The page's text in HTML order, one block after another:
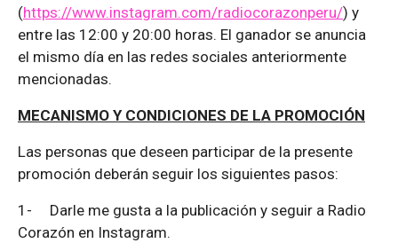
(https://www.instagram.com/radiocorazonperu/) y
entre las 12:00 y 20:00 horas. El ganador se anuncia
el mismo día en las redes sociales anteriormente
mencionadas.
MECANISMO Y CONDICIONES DE LA PROMOCIÓN
Las personas que deseen participar de la presente
promoción deberán seguir los siguientes pasos:
1- Darle me gusta a la publicación y seguir a Radio
Corazón en Instagram.